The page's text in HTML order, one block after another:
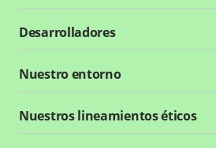
Planes y tarifas
Crea tu cuenta
Seguridad
Reglamento
Desarrolladores
Recursos gráficos
Nuestro entorno
Aprende con Wompi
Preguntas frecuentes
Nuestros lineamientos éticos